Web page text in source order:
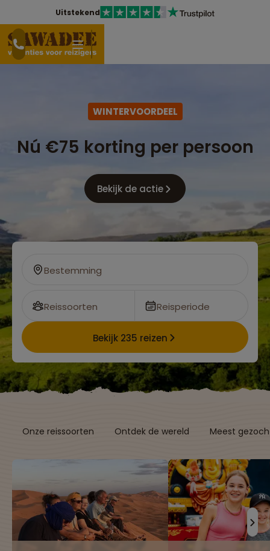
Uitstekend
WINTERVOORDEEL
Nú €75 korting per persoon
Bekijk de actie
Bestemming
Reissoorten Reisperiode
Bekijk 235 reizen
Onze reissoorten Ontdek de wereld Meest